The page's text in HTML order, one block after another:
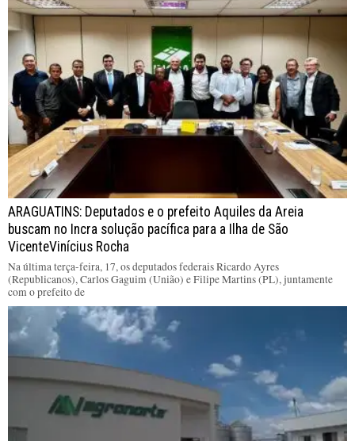
ARAGUATINS: Deputados e o prefeito Aquiles da Areia
buscam no Incra solução pacífica para a Ilha de São
VicenteVinícius Rocha
Na última terça-feira, 17, os deputados federais Ricardo Ayres
(Republicanos), Carlos Gaguim (União) e Filipe Martins (PL), juntamente
com o prefeito de